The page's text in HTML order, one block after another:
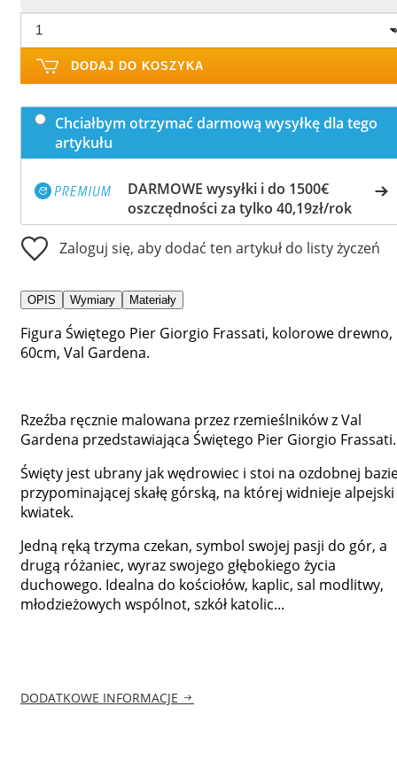
DODAJ DO KOSZYKA
Chciałbym otrzymać darmową wysyłkę dla tego
artykułu
DARMOWE wysyłki i do 1500€
oszczędności za tylko 40,19zł/rok
Zaloguj się, aby dodać ten artykuł do listy życzeń
OPIS Wymiary Materiały
Figura Świętego Pier Giorgio Frassati, kolorowe drewno,
60cm, Val Gardena.
Rzeźba ręcznie malowana przez rzemieślników z Val
Gardena przedstawiająca Świętego Pier Giorgio Frassati.
Święty jest ubrany jak wędrowiec i stoi na ozdobnej
przypominającej skałę górską, na której widnieje alpejski
kwiatek.
Jedną ręką trzyma czekan, symbol swojej pasji do gór, a
drugą różaniec, wyraz swojego głębokiego życia
duchowego. Idealna do kościołów, kaplic, sal modlitwy,
młodzieżowych wspólnot, szkół katolic...
DODATKOWE INFORMACJE